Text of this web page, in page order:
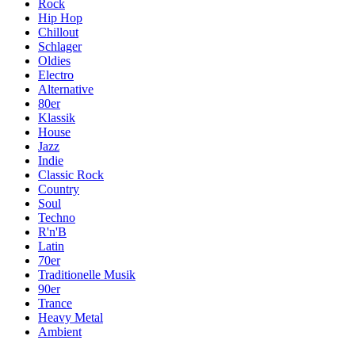
Rock
Hip Hop
Chillout
Schlager
Oldies
Electro
Alternative
80er
Klassik
House
Jazz
Indie
Classic Rock
Country
Soul
Techno
R'n'B
Latin
70er
Traditionelle Musik
90er
Trance
Heavy Metal
Ambient